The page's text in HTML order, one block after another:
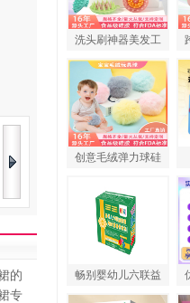
的
专
洗头刷神器美发工
创意毛绒弹力球硅
畅别婴幼儿六联益